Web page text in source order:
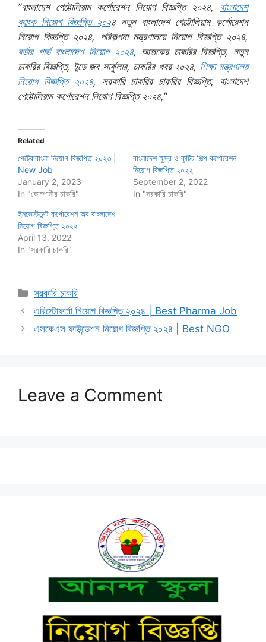
”বাংলাদেশ পেট্টোলিয়াম কর্পোরেশন নিয়োগ বিজ্ঞপ্তি ২০২৪, বাংলাদেশ
ব্যাংক নিয়োগ বিজ্ঞপ্তি ২০২৪ নতুন বাংলাদেশ পেট্টোলিয়াম কর্পোরেশন
নিয়োগ বিজ্ঞপ্তি ২০২৪, পরিকল্পনা মন্ত্রণালয়ে নিয়োগ বিজ্ঞপ্তি ২০২৪,
বর্ডার গার্ড বাংলাদেশ নিয়োগ ২০২৪, আজকের চাকরির বিজ্ঞপ্তি, নতুন
চাকরির বিজ্ঞপ্তি, টুডে জব সার্কুলার, চাকরির খবর ২০২৪, শিক্ষা মন্ত্রণালয়
নিয়োগ বিজ্ঞপ্তি ২০২৪, সরকারি চাকরির চাকরির বিজ্ঞপ্তি, বাংলাদেশ
পেট্টোলিয়াম কর্পোরেশন নিয়োগ বিজ্ঞপ্তি ২০২৪,”
Related
পেট্রোবাংলা নিয়োগ বিজ্ঞপ্তি ২০২৩ |
New Job
January 2, 2023
In "কোম্পানীর চাকরি"
বাংলাদেশ ক্ষুদ্র ও কুটির শিল্প কর্পোরেশন
নিয়োগ বিজ্ঞপ্তি ২০২২
September 2, 2022
In "সরকারি চাকরি"
ইনভেস্টমেন্ট কর্পোরেশন অব বাংলাদেশ
নিয়োগ বিজ্ঞপ্তি ২০২২
April 13, 2022
In "সরকারি চাকরি"
Categories
সরকারি চাকরি
এরিস্টোফার্মা নিয়োগ বিজ্ঞপ্তি ২০২৪ | Best Pharma Job
এসকেএস ফাউন্ডেশন নিয়োগ বিজ্ঞপ্তি ২০২৪ | Best NGO
Leave a Comment